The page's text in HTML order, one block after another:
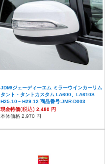
JDM/ジェーディーエム ミラーウインカーリム
タント・タントカスタム LA600、LA610S
H25.10～H29.12 商品番号:JMR-D003
現金特価(税込) 2,480 円
本体価格 2,970 円